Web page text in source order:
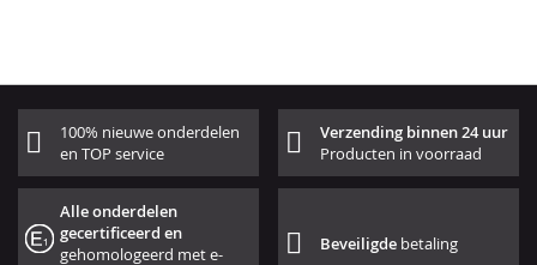
100% nieuwe onderdelen
en TOP service
Verzending binnen 24 uur
Producten in voorraad
Alle onderdelen
gecertificeerd en
gehomologeerd met e-
Beveiligde betaling